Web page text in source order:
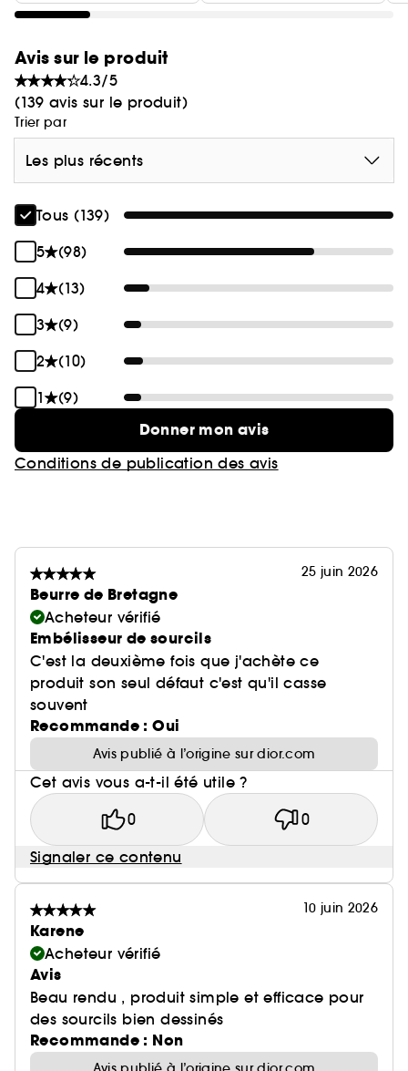
Avis sur le produit
4.3/5
(139 avis sur le produit)
Trier par
Les plus récents
Tous (139)
5
(98)
4
(13)
3
(9)
2
(10)
1
(9)
Donner mon avis
Conditions de publication des avis
25 juin 2026
Beurre de Bretagne
Acheteur vérifié
Embélisseur de sourcils
C'est la deuxième fois que j'achète ce
produit son seul défaut c'est qu'il casse
souvent
Recommande : Oui
Avis publié à l’origine sur dior.com
Cet avis vous a-t-il été utile ?
0 0
Signaler ce contenu
10 juin 2026
Karene
Acheteur vérifié
Avis
Beau rendu , produit simple et efficace pour
des sourcils bien dessinés
Recommande : Non